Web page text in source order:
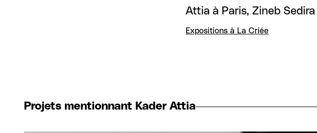
Attia à Paris, Zineb
Expositions à La Criée
Projets mentionnant Kader Attia